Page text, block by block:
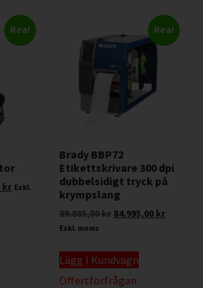
Rea!
kr Exkl.
Rea!
Brady BBP72
Etikettskrivare 300 dpi
dubbelsidigt tryck på
krympslang
89.885,00kr 84.995,00 kr
Exkl. moms
Lägg I Kundvagn
Offertförfrågan